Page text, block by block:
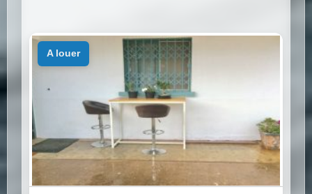
a louer